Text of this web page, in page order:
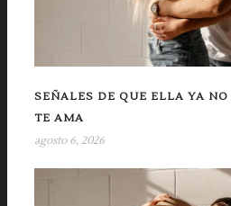
SEÑALES DE QUE ELLA YA
TE AMA
agosto 6, 2026